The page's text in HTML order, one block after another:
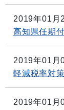
2019年01月
高知県任期
2019年01月
軽減税率対
2019年01月